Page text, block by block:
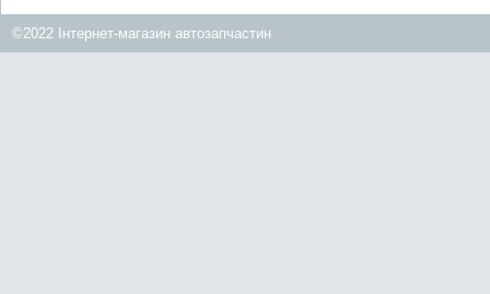
©2022 Інтернет-магазин автозапчастин